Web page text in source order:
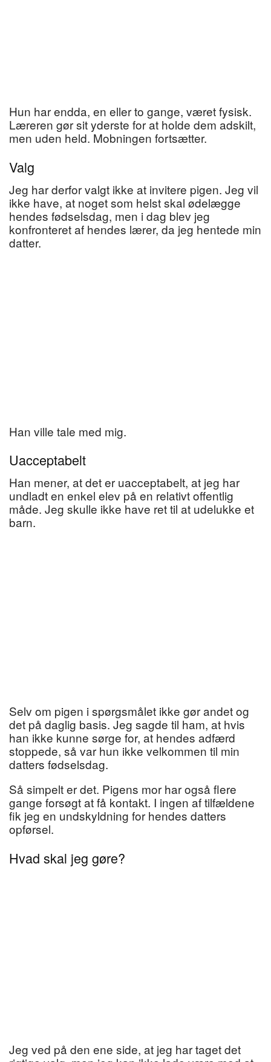
Hun har endda, en eller to gange, været fysisk.
Læreren gør sit yderste for at holde dem adskilt,
men uden held. Mobningen fortsætter.
Valg
Jeg har derfor valgt ikke at invitere pigen. Jeg vil
ikke have, at noget som helst skal ødelægge
hendes fødselsdag, men i dag blev jeg
konfronteret af hendes lærer, da jeg hentede min
datter.
Han ville tale med mig.
Uacceptabelt
Han mener, at det er uacceptabelt, at jeg har
undladt en enkel elev på en relativt offentlig
måde. Jeg skulle ikke have ret til at udelukke et
barn.
Selv om pigen i spørgsmålet ikke gør andet og
det på daglig basis. Jeg sagde til ham, at hvis
han ikke kunne sørge for, at hendes adfærd
stoppede, så var hun ikke velkommen til min
datters fødselsdag.
Så simpelt er det. Pigens mor har også flere
gange forsøgt at få kontakt. I ingen af tilfældene
fik jeg en undskyldning for hendes datters
opførsel.
Hvad skal jeg gøre?
Jeg ved på den ene side, at jeg har taget det